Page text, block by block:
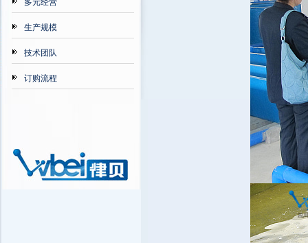
多元经营
生产规模
技术团队
订购流程